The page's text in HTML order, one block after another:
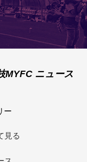
MYFC ニュース
ー
見る